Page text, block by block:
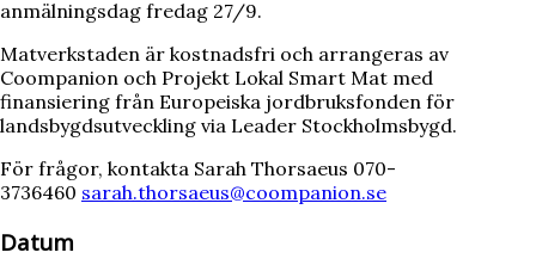
anmälningsdag fredag 27/9.
Matverkstaden är kostnadsfri och arrangeras av
Coompanion och Projekt Lokal Smart Mat med
finansiering från Europeiska jordbruksfonden för
landsbygdsutveckling via Leader Stockholmsbygd.
För frågor, kontakta Sarah Thorsaeus 070-
3736460 sarah.thorsaeus@coompanion.se
Datum